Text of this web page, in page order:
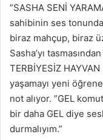
”SASHA SENİ
sahibinin ses
biraz mahçup, biraz
Sasha’yı
TERBİYESİZ
yaşamayı yeni
not alıyor. ”GEL
bir daha GEL diye
durmalıyım.”